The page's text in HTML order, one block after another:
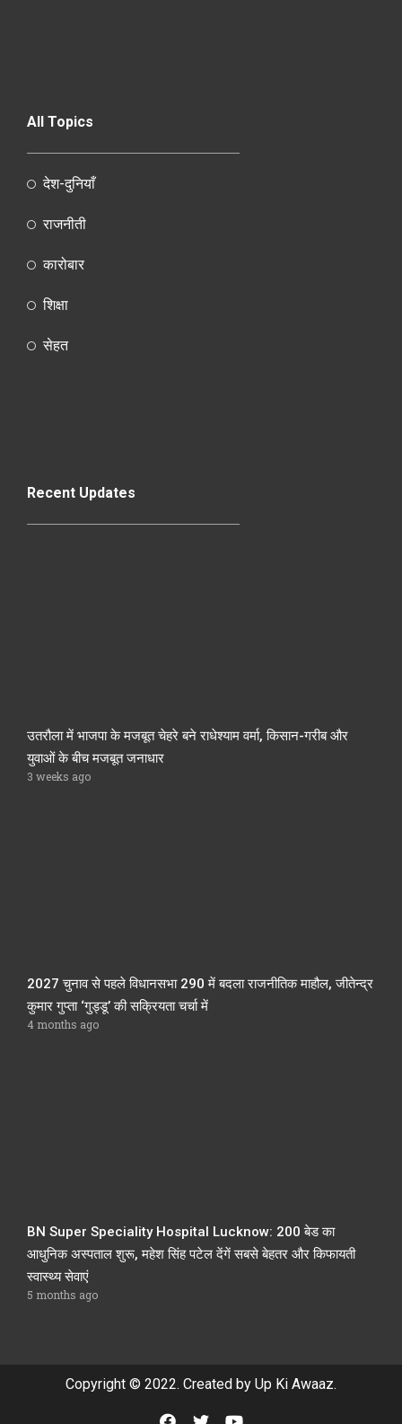
All Topics
देश-दुनियाँ
राजनीती
कारोबार
शिक्षा
सेहत
Recent Updates
उतरौला में भाजपा के मजबूत चेहरे बने राधेश्याम वर्मा, किसान-गरीब और
युवाओं के बीच मजबूत जनाधार
3 weeks ago
2027 चुनाव से पहले विधानसभा 290 में बदला राजनीतिक माहौल, जीतेन्द्र
कुमार गुप्ता ‘गुड्डू’ की सक्रियता चर्चा में
4 months ago
BN Super Speciality Hospital Lucknow: 200 बेड का
आधुनिक अस्पताल शुरू, महेश सिंह पटेल देंगें सबसे बेहतर और किफायती
स्वास्थ्य सेवाएं
5 months ago
Copyright © 2022. Created by Up Ki Awaaz.